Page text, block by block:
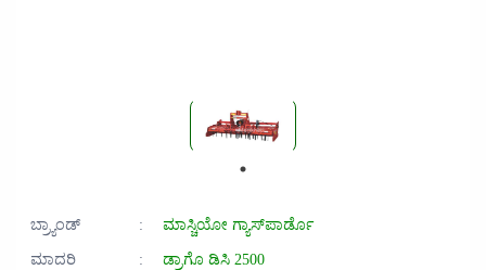
ಬ್ರ್ಯಾಂಡ್ :
ಮಾಸ್ಚಿಯೋ ಗ್ಯಾಸ್‌ಪಾರ್ಡೊ
ಮಾದರಿ
:
ಡ್ರಾಗೊ ಡಿಸಿ 2500